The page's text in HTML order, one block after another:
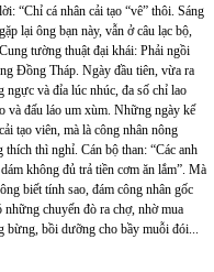
“Chỉ cá nhân cải tạo “vê” thôi. Sáng
lại ông bạn này, vẫn ở câu lạc bộ,
tường thuật đại khái: Phải ngồi
Đồng Tháp. Ngày đầu tiên, vừa ra
ngực và đỉa lúc nhúc, đa số chỉ lao
và đấu láo um xùm. Những ngày kế
tạo viên, mà là công nhân nông
thì nghỉ. Cán bộ than: “Các anh
không đủ trả tiền cơm ăn lắm”. Mà
biết tính sao, đám công nhân gốc
những chuyến đò ra chợ, nhờ mua
bừng, bồi dưỡng cho bầy muỗi đói...